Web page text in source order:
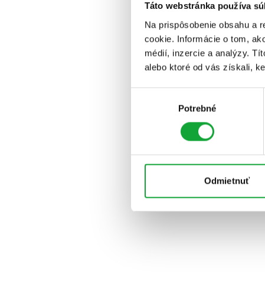
Táto webstránka používa
Na prispôsobenie obsahu a
cookie. Informácie o tom,
médií, inzercie a analýzy.
alebo ktoré od vás získali,
Potrebné
Odmietnuť